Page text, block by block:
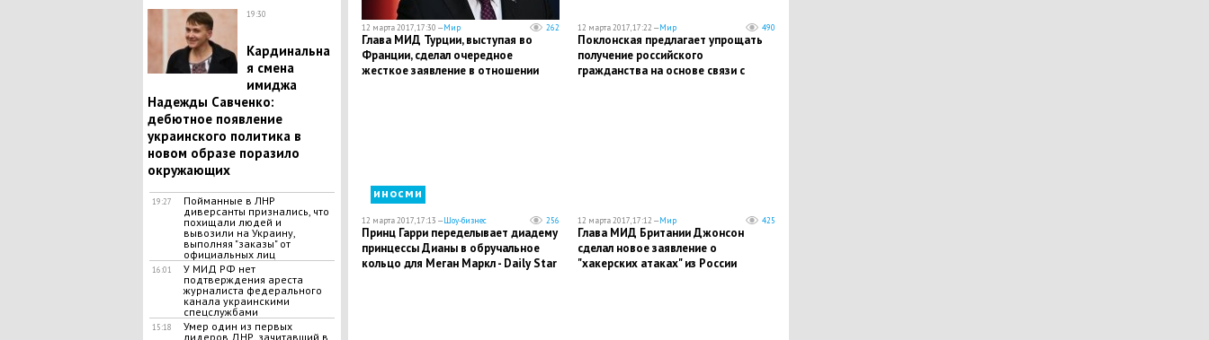
19:30
Кардинальна
я смена
имиджа
Надежды Савченко:
дебютное появление
украинского политика в
новом образе поразило
окружающих
19:27
Пойманные в ЛНР
диверсанты признались, что
похищали людей и
вывозили на Украину,
выполняя "заказы" от
официальных лиц
16:01
У МИД РФ нет
подтверждения ареста
журналиста федерального
канала украинскими
спецслужбами
15:18
Умер один из первых
лидеров ДНР, зачитавший в
12 марта 2017, 17:30 —Мир 262
Глава МИД Турции, выступая во
Франции, сделал очередное
жесткое заявление в отношении
12 марта 2017, 17:22 —Мир 490
Поклонская предлагает упрощать
получение российского
гражданства на основе связи с
иносми
12 марта 2017, 17:13 —Шоу-бизнес 256
Принц Гарри переделывает диадему
принцессы Дианы в обручальное
кольцо для Меган Маркл - Daily Star
12 марта 2017, 17:12 —Мир 425
Глава МИД Британии Джонсон
сделал новое заявление о
"хакерских атаках" из России